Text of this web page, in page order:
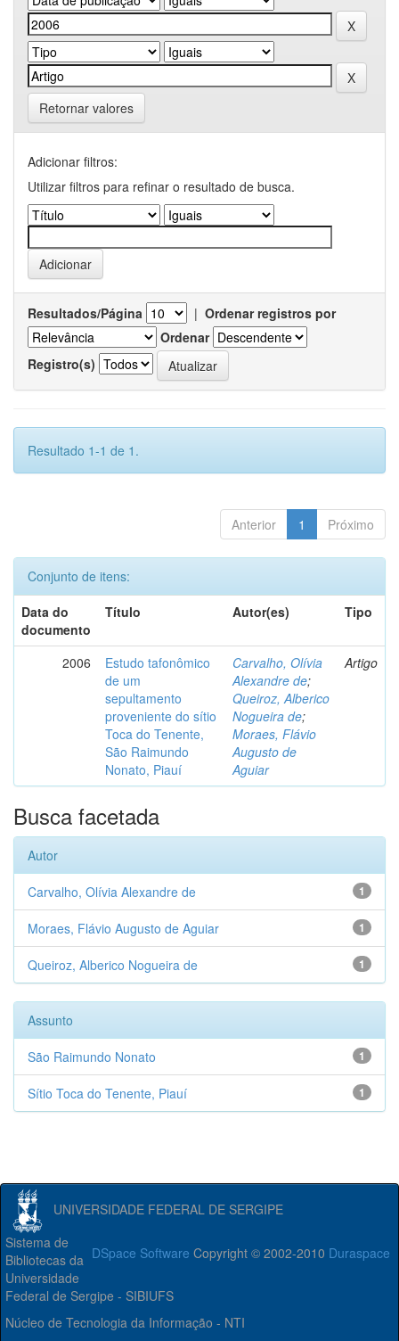
Retornar valores
Adicionar filtros:
Utilizar filtros para refinar o resultado de busca.
Resultados/Página | Ordenar registros por
Ordenar
Registro(s)
Resultado 1-1 de 1.
Anterior 1 Próximo
Conjunto de itens:
Data do
documento
Título Autor(es) Tipo
2006
Estudo tafonômico
de um
sepultamento
proveniente do sítio
Toca do Tenente,
São Raimundo
Nonato, Piauí
Carvalho, Olívia
Alexandre de;
Queiroz, Alberico
Nogueira de;
Moraes, Flávio
Augusto de
Aguiar
Artigo
Busca facetada
Autor
1
Carvalho, Olívia Alexandre de
1
Moraes, Flávio Augusto de Aguiar
1
Queiroz, Alberico Nogueira de
Assunto
1
São Raimundo Nonato
1
Sítio Toca do Tenente, Piauí
UNIVERSIDADE FEDERAL DE SERGIPE
DSpace Software Copyright © 2002-2010 Duraspace
Sistema de
Bibliotecas da
Universidade
Federal de Sergipe - SIBIUFS
Núcleo de Tecnologia da Informação - NTI